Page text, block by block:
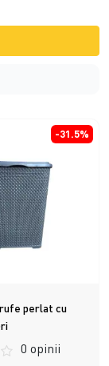
-31.5%
perlat cu
0 opinii